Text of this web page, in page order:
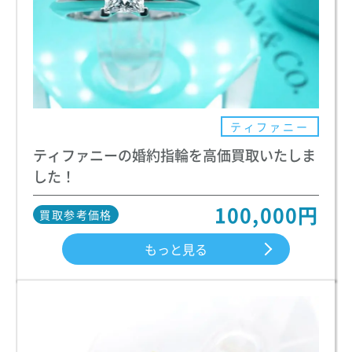
ティファニー
ティファニーの婚約指輪を高価買取いたしま
した！
買取参考価格 100,000円
もっと見る